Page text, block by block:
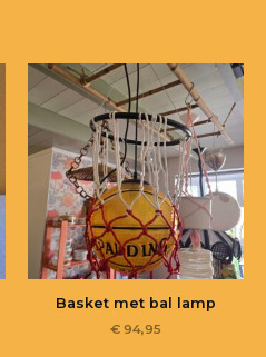
Basket met bal lamp
€ 94,95